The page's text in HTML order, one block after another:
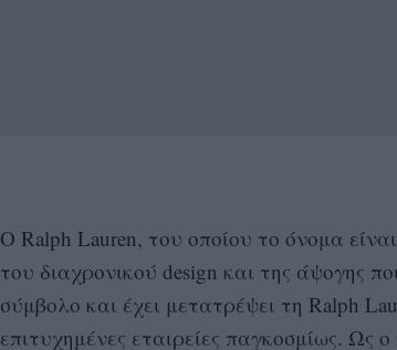
Ο Ralph Lauren, του οποίου το όνομα
του διαχρονικού design και της άψογης
σύμβολο και έχει μετατρέψει τη Ralph
επιτυχημένες εταιρείες παγκοσμίως. Ως